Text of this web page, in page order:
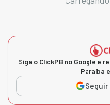
Siga o ClickPB no Google e
Paraíba
Seguir